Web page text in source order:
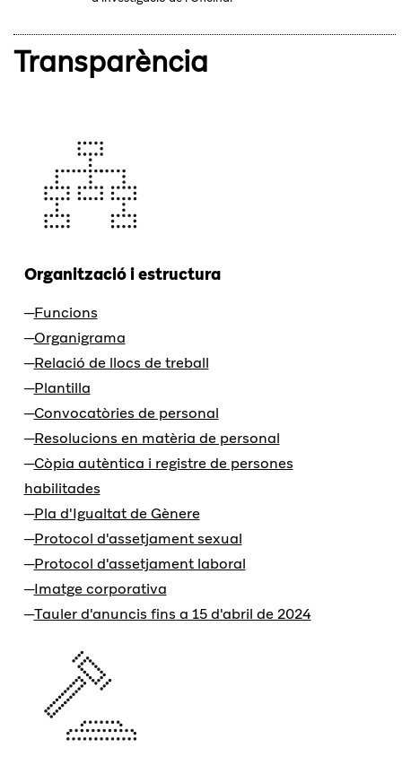
Transparència
Organització i estructura
Funcions
Organigrama
Relació de llocs de treball
Plantilla
Convocatòries de personal
Resolucions en matèria de personal
Còpia autèntica i registre de persones
habilitades
Pla d'Igualtat de Gènere
Protocol d'assetjament sexual
Protocol d'assetjament laboral
Imatge corporativa
Tauler d'anuncis fins a 15 d'abril de 2024